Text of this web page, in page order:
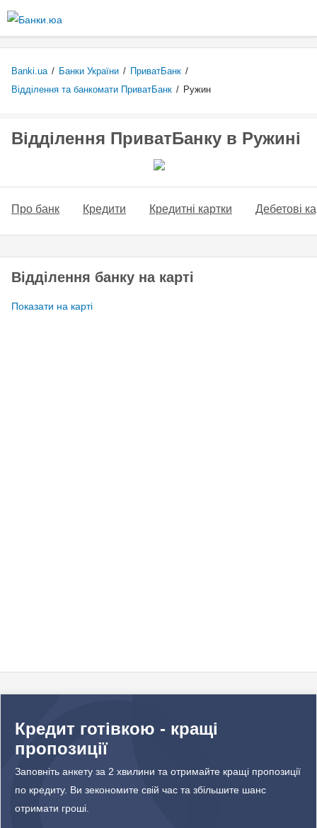
основного
Banki.ua / Банки України / ПриватБанк /
Відділення та банкомати ПриватБанк / Ружин
Відділення ПриватБанку в Ружині
Про банк Кредити Кредитні картки Дебетові
Відділення банку на карті
Показати на карті
Кредит готівкою - кращі
пропозиції
Заповніть анкету за 2 хвилини та отримайте кращі пропозиції
по кредиту. Ви зекономите свій час та збільшите шанс
отримати гроші.